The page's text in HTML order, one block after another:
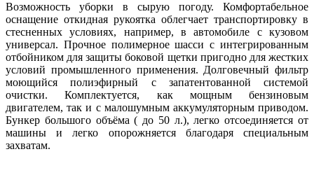
Возможность уборки в сырую погоду. Комфортабельное
оснащение откидная рукоятка облегчает транспортировку в
стесненных условиях, например, в автомобиле с кузовом
универсал. Прочное полимерное шасси с интегрированным
отбойником для защиты боковой щетки пригодно для жестких
условий промышленного применения. Долговечный фильтр
моющийся полиэфирный с запатентованной системой
очистки. Комплектуется, как мощным бензиновым
двигателем, так и с малошумным аккумуляторным приводом.
Бункер большого объёма ( до 50 л.), легко отсоединяется от
машины и легко опорожняется благодаря специальным
захватам.